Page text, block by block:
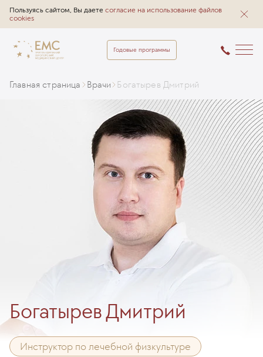
Пользуясь сайтом, Вы даете согласие на использование файлов
cookies
Годовые программы
Главная страница Врачи Богатырев Дмитрий
Богатырев Дмитрий
Инструктор по лечебной физкультуре